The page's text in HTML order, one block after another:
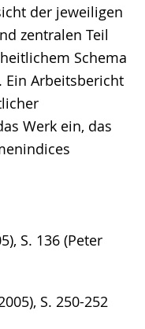
der jeweiligen
zentralen Teil
Schema
Ein Arbeitsbericht
Werk ein, das
S. 136 (Peter
S. 250-252